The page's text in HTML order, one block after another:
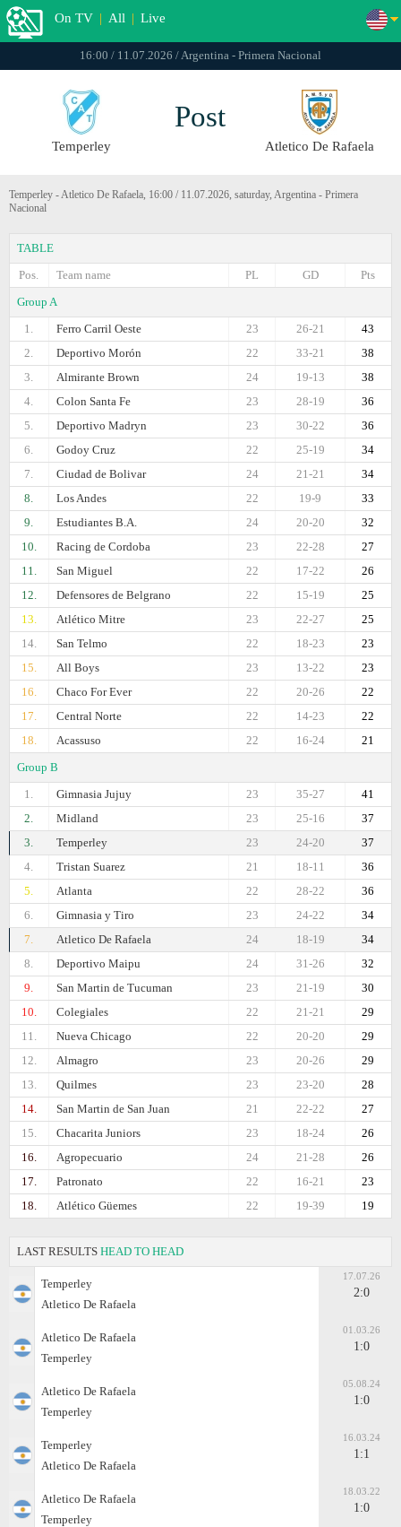
On TV | All | Live
16:00 / 11.07.2026 / Argentina - Primera Nacional
Temperley
Post
Atletico De Rafaela
Temperley - Atletico De Rafaela, 16:00 / 11.07.2026, saturday, Argentina - Primera
Nacional
TABLE
Pos.
Team name Pts
GD
PL
Group A
1.
Ferro Carril Oeste 43
26-21
23
2.
Deportivo Morón 38
33-21
22
3.
Almirante Brown 38
19-13
24
4.
Colon Santa Fe 36
28-19
23
5.
Deportivo Madryn 36
30-22
23
6.
Godoy Cruz 34
25-19
22
7.
Ciudad de Bolivar 34
21-21
24
8.
Los Andes 33
19-9
22
9.
Estudiantes B.A. 32
20-20
24
10.
Racing de Cordoba 27
22-28
23
11.
San Miguel 26
17-22
22
12.
Defensores de Belgrano 25
15-19
22
13.
Atlético Mitre 25
22-27
23
14.
San Telmo 23
18-23
22
15.
All Boys 23
13-22
23
16.
Chaco For Ever 22
20-26
22
17.
Central Norte 22
14-23
22
18.
Acassuso 21
16-24
22
Group B
1.
Gimnasia Jujuy 41
35-27
23
2.
Midland 37
25-16
23
3.
Temperley 37
24-20
23
4.
Tristan Suarez 36
18-11
21
5.
Atlanta 36
28-22
22
6.
Gimnasia y Tiro 34
24-22
23
7.
Atletico De Rafaela 34
18-19
24
8.
Deportivo Maipu 32
31-26
24
9.
San Martin de Tucuman 30
21-19
23
10.
Colegiales 29
21-21
22
11.
Nueva Chicago 29
20-20
22
12.
Almagro 29
20-26
23
13.
Quilmes 28
23-20
23
14.
San Martin de San Juan 27
22-22
21
15.
Chacarita Juniors 26
18-24
23
16.
Agropecuario 26
21-28
24
17.
Patronato 23
16-21
22
18.
Atlético Güemes 19
19-39
22
LAST RESULTS HEAD TO HEAD
Temperley
Atletico De Rafaela
17.07.26
2:0
Atletico De Rafaela
Temperley
01.03.26
1:0
Atletico De Rafaela
Temperley
05.08.24
1:0
Temperley
Atletico De Rafaela
16.03.24
1:1
Atletico De Rafaela
Temperley
18.03.22
1:0